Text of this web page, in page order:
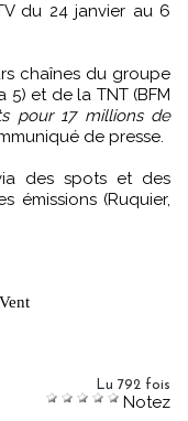
chaînes du groupe
5) et de la TNT (BFM
pour 17 millions de
de presse.
des spots et des
émissions (Ruquier,
Lu 792 fois
Notez